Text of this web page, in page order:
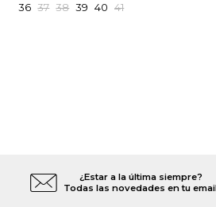
36 37 38 39 40 41
¿Estar a la última siempre?
Todas las novedades en tu